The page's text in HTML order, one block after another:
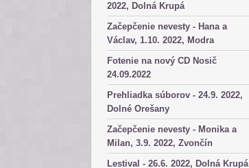
2022, Dolná Krupá
Začepčenie nevesty - Hana a
Václav, 1.10. 2022, Modra
Fotenie na nový CD Nosič
24.09.2022
Prehliadka súborov - 24.9. 2022,
Dolné Orešany
Začepčenie nevesty - Monika a
Milan, 3.9. 2022, Zvončín
Lestival - 26.6. 2022, Dolná Krupá